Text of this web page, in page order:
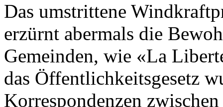
Das umstrittene
erzürnt abermals die
Gemeinden, wie «La
das Öffentlichkeitsgesetz
Korrespondenzen